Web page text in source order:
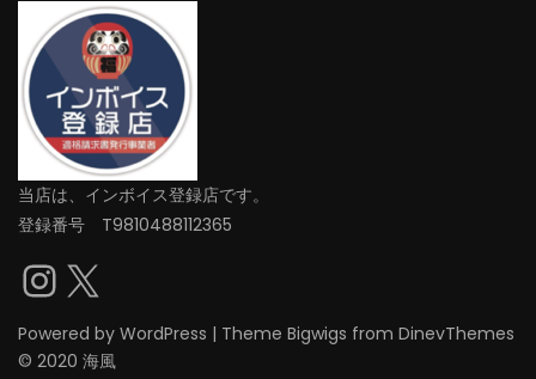
当店は、インボイス登録店です。
登録番号 T9810488112365
Instagram
X
Powered by WordPress | Theme Bigwigs from DinevThemes
© 2020 海風